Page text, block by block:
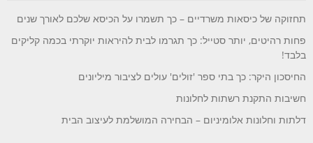
תחזוקה של כיסאות משרדיים – כך תשמרו על הכיסא שלכם לאורך שנים
פחות רהיטים, יותר סטייל: כך תגרמו לבית להיראות יוקרתי בכמה קליקים
בלבד!
החיסכון היקר: כך בתי ספר 'זולים' עולים לציבור מיליונים
חשיבות התקנת רשתות לחלונות
דלתות וחלונות אלומיניום – הבחירה המושלמת לעיצוב הבית